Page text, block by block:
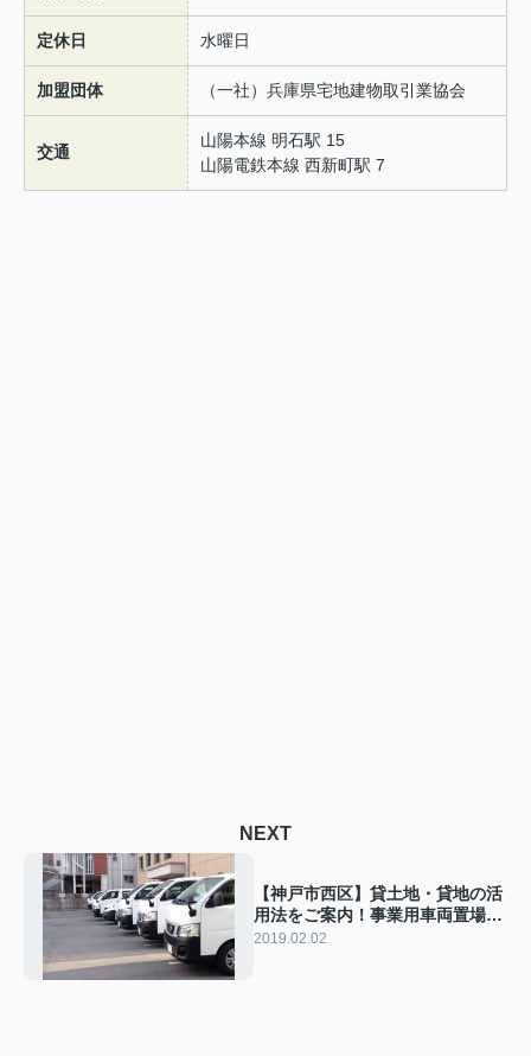
定休日 水曜日
加盟団体 （一社）兵庫県宅地建物取引業協会
交通
山陽本線 明石駅 15
山陽電鉄本線 西新町駅 7
NEXT
【神戸市西区】貸土地・貸地の活
用法をご案内！事業用車両置場に
市街化調整区域がおすすめの理由
2019.02.02